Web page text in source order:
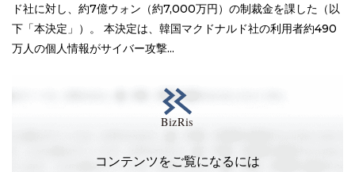
ド社に対し、約7億ウォン（約7,000万円）の制裁金を課した（以
下「本決定」）。 本決定は、韓国マクドナルド社の利用者約490
万人の個人情報がサイバー攻撃...
コンテンツをご覧になるには